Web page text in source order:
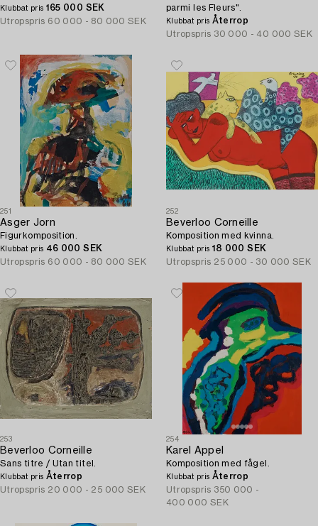
Klubbat pris 165 000 SEK
Utropspris 60 000 - 80 000 SEK
parmi les Fleurs".
Klubbat pris Återrop
Utropspris 30 000 - 40 000 SEK
251
Asger Jorn
Figurkomposition.
Klubbat pris 46 000 SEK
Utropspris 60 000 - 80 000 SEK
252
Beverloo Corneille
Komposition med kvinna.
Klubbat pris 18 000 SEK
Utropspris 25 000 - 30 000 SEK
253
Beverloo Corneille
Sans titre / Utan titel.
Klubbat pris Återrop
Utropspris 20 000 - 25 000 SEK
254
Karel Appel
Komposition med fågel.
Klubbat pris Återrop
Utropspris 350 000 -
400 000 SEK